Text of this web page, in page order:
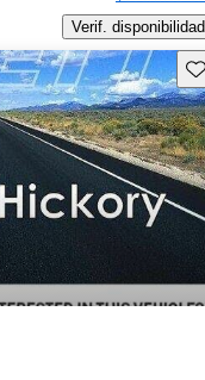
Verif. disponibilidad